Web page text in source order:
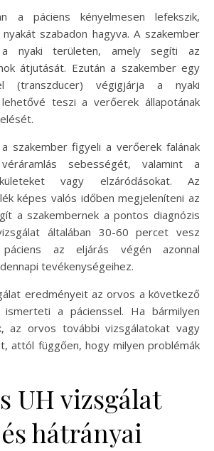
a páciens kényelmesen lefekszik,
szabadon hagyva. A szakember
a nyaki területen, amely segíti az
átjutását. Ezután a szakember egy
(transzducer) végigjárja a nyaki
teszi a verőerek állapotának
szakember figyeli a verőerek falának
sebességét, valamint a
vagy elzáródásokat. Az
képes valós időben megjeleníteni az
a szakembernek a pontos diagnózis
általában 30-60 percet vesz
az eljárás végén azonnal
tevékenységeihez.
eredményeit az orvos a következő
ismerteti a pácienssel. Ha bármilyen
az orvos további vizsgálatokat vagy
attól függően, hogy milyen problémák
UH vizsgálat
hátrányai